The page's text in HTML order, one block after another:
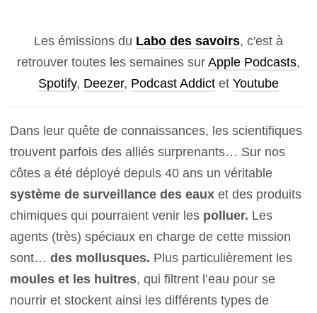
Les émissions du Labo des savoirs, c'est à
retrouver toutes les semaines sur Apple Podcasts,
Spotify, Deezer, Podcast Addict et Youtube
Dans leur quête de connaissances, les scientifiques
trouvent parfois des alliés surprenants… Sur nos
côtes a été déployé depuis 40 ans un véritable
système de surveillance des eaux et des produits
chimiques qui pourraient venir les polluer. Les
agents (très) spéciaux en charge de cette mission
sont…des mollusques. Plus particulièrement les
moules et les huitres, qui filtrent l’eau pour se
nourrir et stockent ainsi les différents types de